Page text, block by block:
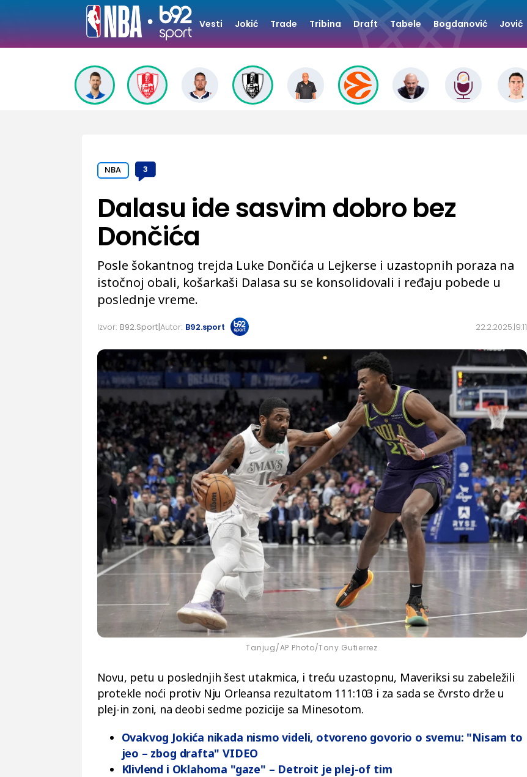
Vesti Jokić Trade Tribina Draft Tabele Bogdanović Jović
NBA 3
22.2.2025. 9:11
Dalasu ide sasvim dobro bez
Dončića
Posle šokantnog trejda Luke Dončića u Lejkerse i uzastopnih poraza na
istočnoj obali, košarkaši Dalasa su se konsolidovali i ređaju pobede u
poslednje vreme.
Izvor: B92.Sport Autor: B92.sport
Tanjug/AP Photo/Tony Gutierrez
Novu, petu u poslednjih šest utakmica, i treću uzastopnu, Maveriksi su zabeležili
protekle noći protiv Nju Orleansa rezultatom 111:103 i za sada se čvrsto drže u
plej-in zoni, na deobi sedme pozicije sa Minesotom.
Ovakvog Jokića nikada nismo videli, otvoreno govorio o svemu: "Nisam to
jeo – zbog drafta" VIDEO
Klivlend i Oklahoma "gaze" – Detroit je plej-of tim